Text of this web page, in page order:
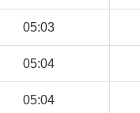
05:03
05:04
05:04